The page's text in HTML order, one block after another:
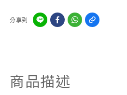
分享到
商品描述